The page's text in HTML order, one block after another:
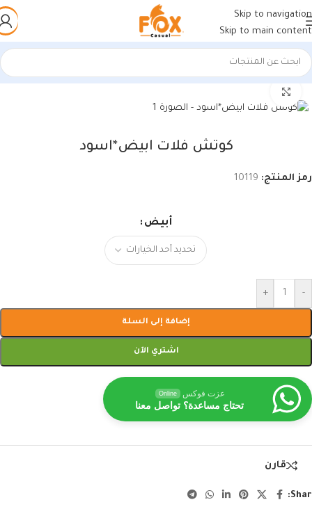
Skip to navigation
Skip to main content
الرئيسية/أحذية رجالي/سنيكرز رجالي
كوتش فلات ابيض*اسود
رمز المنتج: 10119
أبيض
-
+
إضافة إلى السلة
اشتري الآن
عزت فوكس Online
تحتاج مساعدة؟ تواصل معنا
قارن